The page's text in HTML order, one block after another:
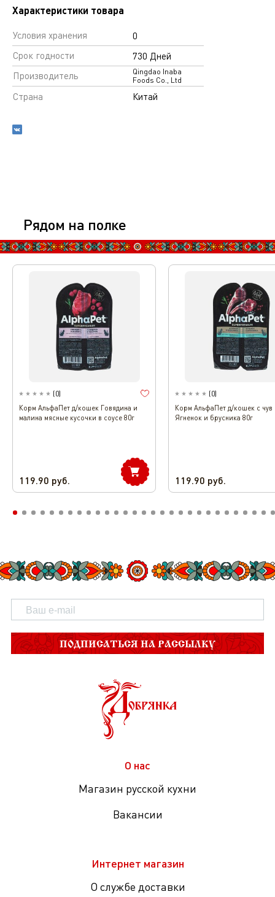
Характеристики товара
Условия хранения
0
Срок годности
730 Дней
Производитель
Qingdao Inaba
Foods Co., Ltd
Страна Китай
Рядом на полке
(0)
Корм АльфаПет д/кошек Говядина и
малина мясные кусочки в соусе 80г
119.90 руб.
(0)
Корм АльфаПет д/кошек с чув
Ягненок и брусника 80г
119.90 руб.
ПОДПИСАТЬСЯ НА РАССЫЛКУ
О нас
Магазин русской кухни
Вакансии
Интернет магазин
О службе доставки